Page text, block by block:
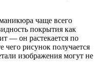
чаще всего
покрытия как
— он растекается по
чего рисунок получается
изображения могут не